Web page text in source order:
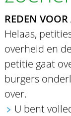
REDEN
Helaas,
overheid en
petitie gaat
burgers
over.
U bent